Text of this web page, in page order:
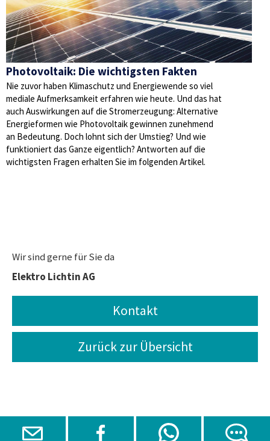
Photovoltaik: Die wichtigsten Fakten
Nie zuvor haben Klimaschutz und Energiewende so viel
mediale Aufmerksamkeit erfahren wie heute. Und das hat
auch Auswirkungen auf die Stromerzeugung: Alternative
Energieformen wie Photovoltaik gewinnen zunehmend
an Bedeutung. Doch lohnt sich der Umstieg? Und wie
funktioniert das Ganze eigentlich? Antworten auf die
wichtigsten Fragen erhalten Sie im folgenden Artikel.
Wir sind gerne für Sie da
Elektro Lichtin AG
Kontakt
Zurück zur Übersicht